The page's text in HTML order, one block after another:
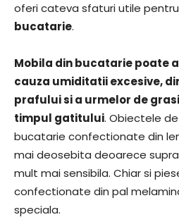
oferi cateva sfaturi utile pentru
bucatarie.
Mobila din bucatarie poate
cauza umiditatii excesive,
prafului si a urmelor de
timpul gatitului. Obiectele
bucatarie confectionate din
mai deosebita deoarece
mult mai sensibila. Chiar si
confectionate din pal
speciala.